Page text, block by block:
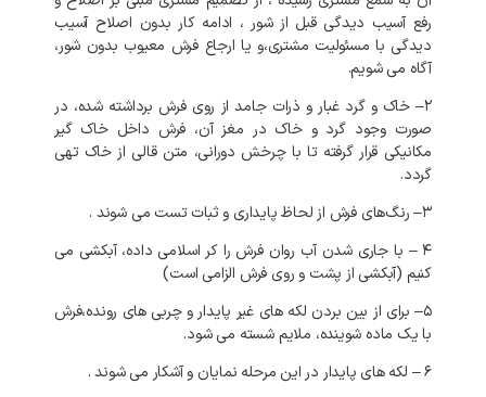
رفع آسیب دیدگی قبل از شور ، ادامه کار بدون اصلاح آسیب
دیدگی با مسئولیت مشتری،و یا ارجاع فرش معیوب بدون شور،
آگاه می شویم.
۲– خاک و گرد غبار و ذرات جامد از روی فرش برداشته شده، در
صورت وجود گرد و خاک در مغز آن، فرش داخل خاک گیر
مکانیکی قرار گرفته تا با چرخش دورانی، متن قالی از خاک تهی
گردد.
۳–رنگ‌های فرش از لحاظ پایداری و ثبات تست می شوند .
۴– با جاری شدن آب روان فرش را کر اسلامی داده، آبکشی می
کنیم (آبکشی از پشت و روی فرش الزامی است)
۵– برای از بین بردن لکه های غیر پایدار و چربی های رونده،فرش
با یک ماده شوینده، ملایمشسته می شود.
۶– لکه های پایدار در این مرحله نمایان و آشکار می شوند.